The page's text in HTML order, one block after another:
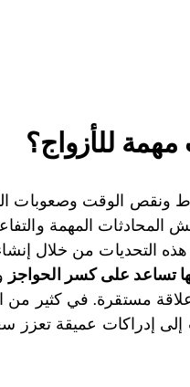
مهمة للأزواج؟
ونقص الوقت وصعوبات
المحادثات المهمة
التحديات من خلال
تساعد على كسر الحواجز
علاقة مستقرة. في كثير من
إدراكات عميقة تعزز